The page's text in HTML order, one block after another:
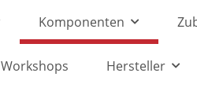
Komponenten
Workshops Hersteller